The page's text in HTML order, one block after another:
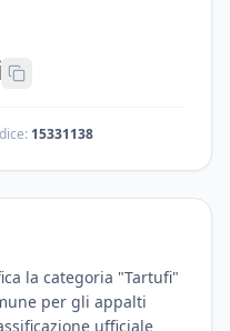
15331138
la categoria "Tartufi"
per gli appalti
ufficiale